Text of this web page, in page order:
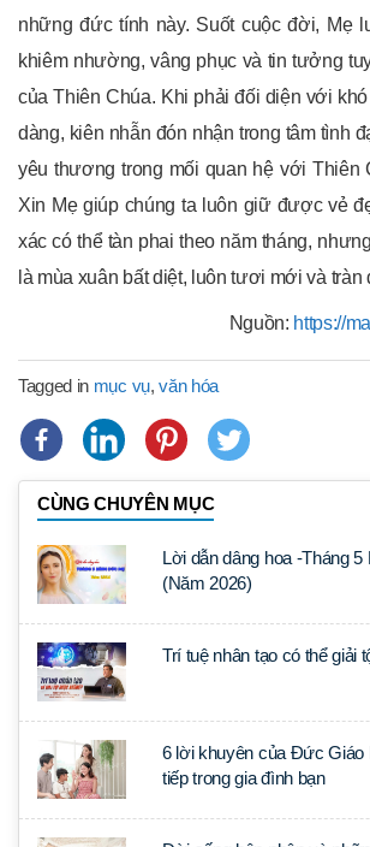
những đức tính này. Suốt cuộc đời, Mẹ
khiêm nhường, vâng phục và tin tưởng
của Thiên Chúa. Khi phải đối diện với
dàng, kiên nhẫn đón nhận trong tâm tình
yêu thương trong mối quan hệ với Thiên
Xin Mẹ giúp chúng ta luôn giữ được vẻ
xác có thể tàn phai theo năm tháng,
là mùa xuân bất diệt, luôn tươi mới và tràn
Nguồn: https://
Tagged in mục vụ,văn hóa
CÙNG CHUYÊN MỤC
Lời dẫn dâng hoa -Tháng
(Năm 2026)
Trí tuệ nhân tạo có thể giải
6 lời khuyên của Đức Giáo
tiếp trong gia đình bạn